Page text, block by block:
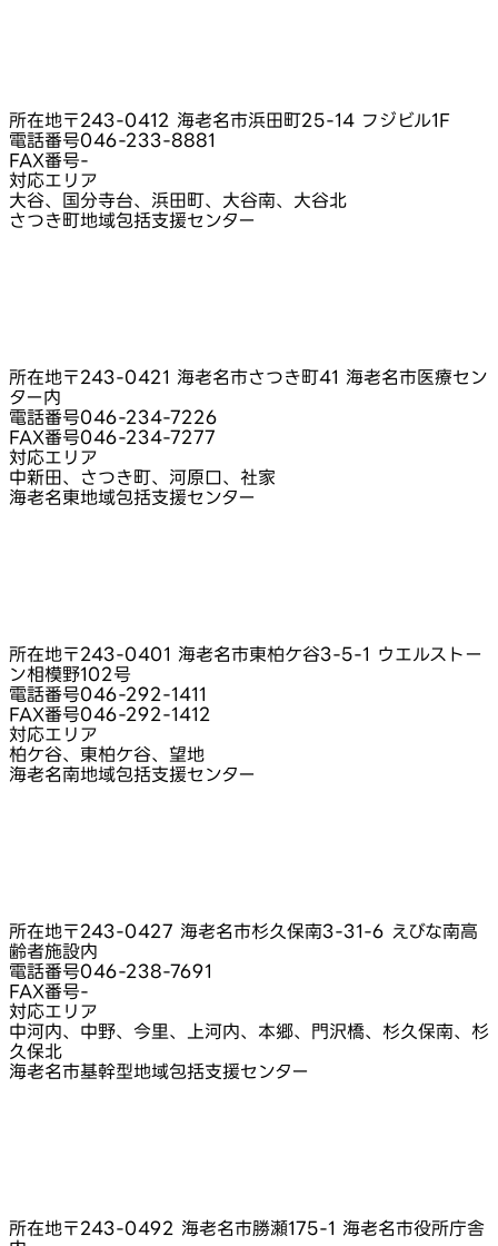
所在地〒243-0412 海老名市浜田町25-14 フジビル1F
電話番号046-233-8881
FAX番号-
対応エリア
大谷、国分寺台、浜田町、大谷南、大谷北
さつき町地域包括支援センター
所在地〒243-0421 海老名市さつき町41 海老名市医療セン
ター内
電話番号046-234-7226
FAX番号046-234-7277
対応エリア
中新田、さつき町、河原口、社家
海老名東地域包括支援センター
所在地〒243-0401 海老名市東柏ケ谷3-5-1 ウエルストー
ン相模野102号
電話番号046-292-1411
FAX番号046-292-1412
対応エリア
柏ケ谷、東柏ケ谷、望地
海老名南地域包括支援センター
所在地〒243-0427 海老名市杉久保南3-31-6 えびな南高
齢者施設内
電話番号046-238-7691
FAX番号-
対応エリア
中河内、中野、今里、上河内、本郷、門沢橋、杉久保南、杉
久保北
海老名市基幹型地域包括支援センター
所在地〒243-0492 海老名市勝瀬175-1 海老名市役所庁舎